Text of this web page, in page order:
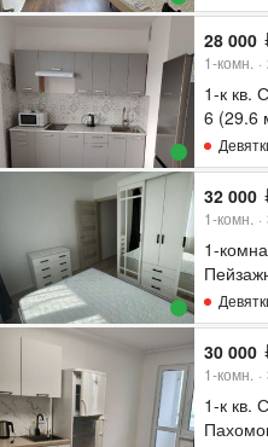
28 000
1-комн.
1-к кв.
6 (29.6
32 000
1-комн.
1-
30 000
1-комн.
1-к кв.